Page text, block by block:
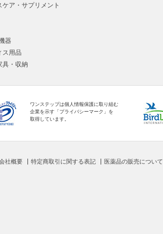
ケア・サプリメント
器
ス用品
具・収納
ワンステップは個人情報保護に取り組む
企業を示す「プライバシーマーク」を
取得しています。
社概要 特定商取引に関する表記 医薬品の販売について